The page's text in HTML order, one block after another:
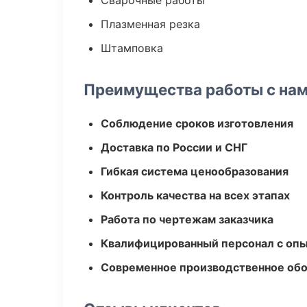
Плазменная резка
Штамповка
Преимущества работы с
Соблюдение сроков изготовления
Доставка по России и СНГ
Гибкая система ценообразования
Контроль качества на всех этапах
Работа по чертежам заказчика
Квалифицированный персонал с
Современное производственное